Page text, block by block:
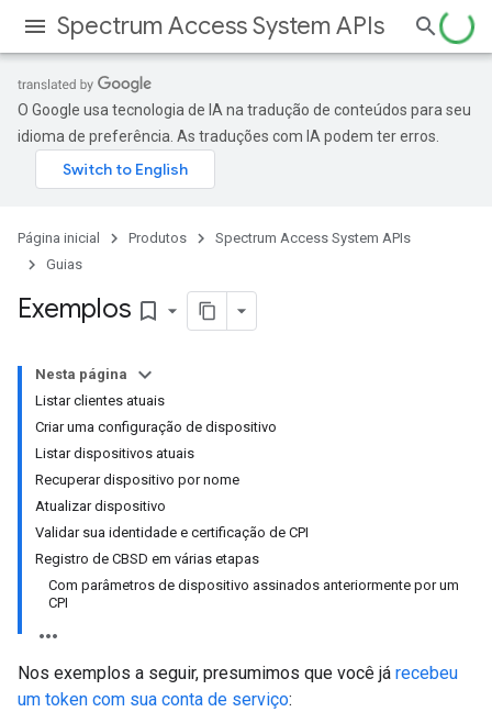
Spectrum Access System APIs
O Google usa tecnologia de IA na tradução de conteúdos para seu
idioma de preferência. As traduções com IA podem ter erros.
Página inicial Produtos
Spectrum Access System APIs
Guias
Exemplos bookmark_border
Nesta página
Listar clientes atuais
Criar uma configuração de dispositivo
Listar dispositivos atuais
Recuperar dispositivo por nome
Atualizar dispositivo
Validar sua identidade e certificação de CPI
Registro de CBSD em várias etapas
Com parâmetros de dispositivo assinados anteriormente por um
CPI
Nos exemplos a seguir, presumimos que você já recebeu
um token com sua conta de serviço: